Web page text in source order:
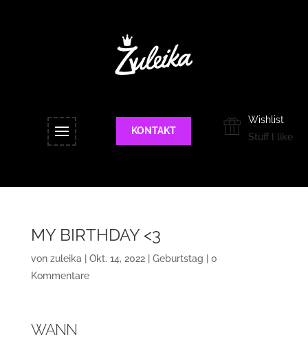
KONTAKT
Wishlist
Stuff I like
MY BIRTHDAY <3
von zuleika Okt. 14, 2022| Geburtstag
0
Kommentare
WANN